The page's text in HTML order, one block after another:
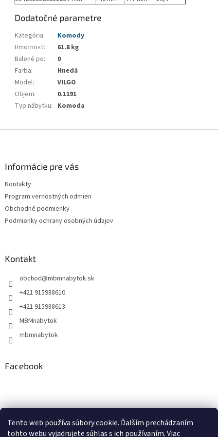
Tento web používa súbory cookie. Ďalším prechádzaním
tohto webu vyjadrujete súhlas s ich používaním. Viac
Dodatočné parametre
Kategória:
Komody
Hmotnosť:
61.8 kg
Balené po:
0
Farba:
Hnedá
Model:
VILGO
Objem:
0.1191
Typ nábytku: Komoda
Informácie pre vás
Kontakty
Program vernostných odmien
Obchodné podmienky
Podmienky ochrany osobných údajov
Kontakt
obchod@mbmnabytok.sk
+421 915988610
+421 915988613
MBMnabytok
mbmnabytok
Facebook
0KS / €0